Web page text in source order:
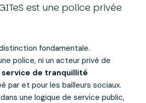
est une police privée
fondamentale.
police, ni un acteur privé de
service de tranquillité
par et pour les bailleurs sociaux.
une logique de service public,